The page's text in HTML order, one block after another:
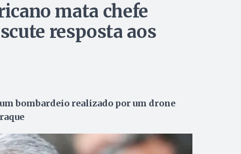
mata chefe
resposta aos
bombardeio realizado por um drone